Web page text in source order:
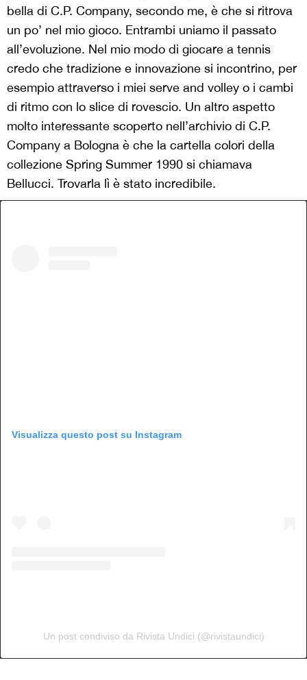
bella di C.P. Company, secondo me, è che si ritrova
un po’ nel mio gioco. Entrambi uniamo il passato
all’evoluzione. Nel mio modo di giocare a tennis
credo che tradizione e innovazione si incontrino, per
esempio attraverso i miei serve and volley o i cambi
di ritmo con lo slice di rovescio. Un altro aspetto
molto interessante scoperto nell’archivio di C.P.
Company a Bologna è che la cartella colori della
collezione Spring Summer 1990 si chiamava
Bellucci. Trovarla lì è stato incredibile.
Visualizza questo post su Instagram
Un post condiviso da Rivista Undici (@rivistaundici)